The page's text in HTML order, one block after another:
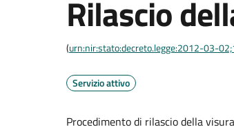
Rilascio
(urn:nir:stato:decreto.legge:2012-03-
Servizio attivo
Procedimento di rilascio della